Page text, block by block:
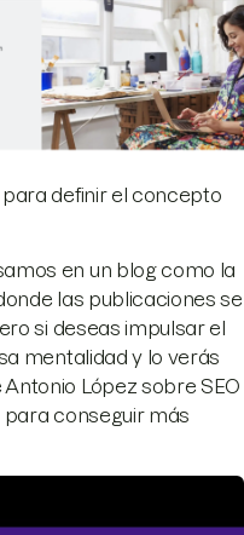
definir el concepto
en un blog como la
las publicaciones se
si deseas impulsar el
mentalidad y lo verás
López sobre SEO
conseguir más